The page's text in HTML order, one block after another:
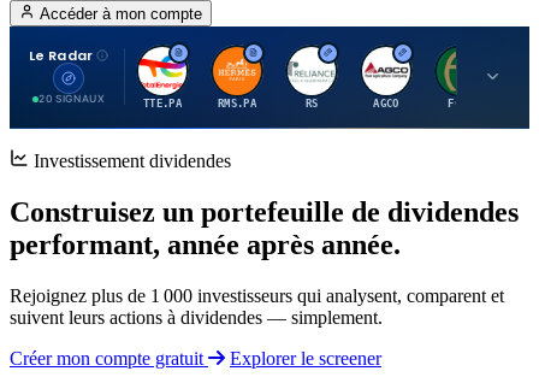
Accéder à mon compte
Le Radar
20 SIGNAUX
T
TTE.PA
H
RMS.PA
R
RS
A
AGCO FCFS
Investissement dividendes
Construisez un portefeuille de dividendes
performant, année après année.
Rejoignez plus de 1 000 investisseurs qui analysent, comparent et
suivent leurs actions à dividendes — simplement.
Créer mon compte gratuit
Explorer le screener